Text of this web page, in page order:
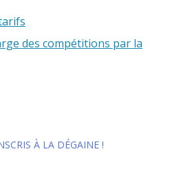
des compétitions par la
À LA DÉGAINE !